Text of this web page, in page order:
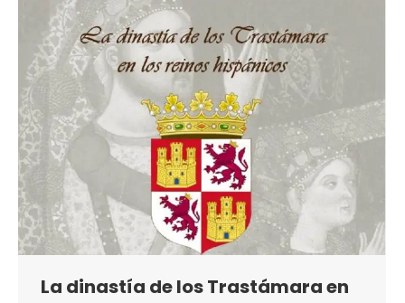
La dinastía de los Trastámara en